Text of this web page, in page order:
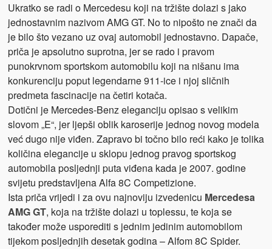
Ukratko se radi o Mercedesu koji na tržište dolazi s jako
jednostavnim nazivom AMG GT. No to nipošto ne znači da
je bilo što vezano uz ovaj automobil jednostavno. Dapače,
priča je apsolutno suprotna, jer se rado i pravom
punokrvnom sportskom automobilu koji na nišanu ima
konkurenciju poput legendarne 911-ice i njoj sličnih
predmeta fascinacije na četiri kotača.
Dotični je Mercedes-Benz eleganciju opisao s velikim
slovom „E“, jer ljepši oblik karoserije jednog novog modela
već dugo nije viđen. Zapravo bi točno bilo reći kako je tolika
količina elegancije u sklopu jednog pravog sportskog
automobila posljednji puta viđena kada je 2007. godine
svijetu predstavljena Alfa 8C Competizione.
Ista priča vrijedi i za ovu najnoviju izvedenicu Mercedesa
AMG GT, koja na tržište dolazi u toplessu, te koja se
također može usporediti s jednim jedinim automobilom
tijekom posljednjih desetak godina – Alfom 8C Spider.